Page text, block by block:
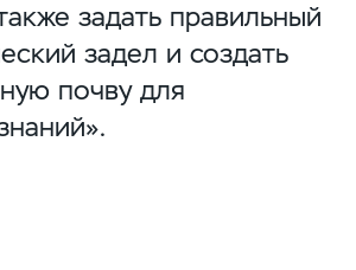
задать правильный
задел и создать
почву для